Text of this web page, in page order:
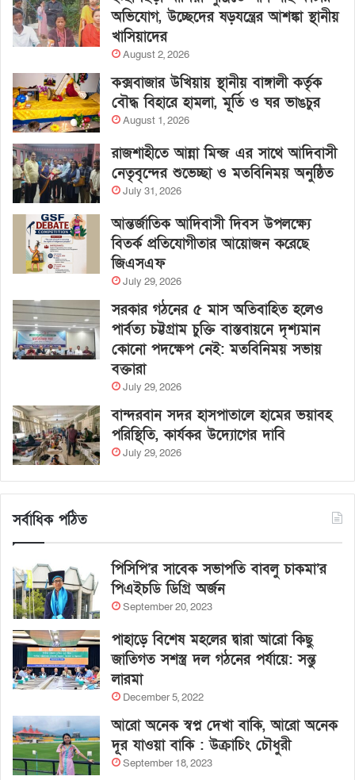
অভিযোগ, উচ্ছেদের ষড়যন্ত্রের আশঙ্কা স্থানীয়
খাসিয়াদের
August 2, 2026
কক্সবাজার উখিয়ায় স্থানীয় বাঙ্গালী কর্তৃক
বৌদ্ধ বিহারে হামলা, মূর্তি ও ঘর ভাঙচুর
August 1, 2026
রাজশাহীতে আন্না মিন্জ এর সাথে আদিবাসী
নেতৃবৃন্দের শুভেচ্ছা ও মতবিনিময় অনুষ্ঠিত
July 31, 2026
আন্তর্জাতিক আদিবাসী দিবস উপলক্ষ্যে
বিতর্ক প্রতিযোগীতার আয়োজন করেছে
জিএসএফ
July 29, 2026
সরকার গঠনের ৫ মাস অতিবাহিত হলেও
পার্বত্য চট্টগ্রাম চুক্তি বাস্তবায়নে দৃশ্যমান
কোনো পদক্ষেপ নেই: মতবিনিময় সভায়
বক্তারা
July 29, 2026
বান্দরবান সদর হাসপাতালে হামের ভয়াবহ
পরিস্থিতি, কার্যকর উদ্যোগের দাবি
July 29, 2026
সর্বাধিক পঠিত
পিসিপি’র সাবেক সভাপতি বাবলু চাকমা’র
পিএইচডি ডিগ্রি অর্জন
September 20, 2023
পাহাড়ে বিশেষ মহলের দ্বারা আরো কিছু
জাতিগত সশস্ত্র দল গঠনের পর্যায়ে: সন্তু
লারমা
December 5, 2022
আরো অনেক স্বপ্ন দেখা বাকি, আরো অনেক
দূর যাওয়া বাকি : উক্রাচিং চৌধুরী
September 18, 2023